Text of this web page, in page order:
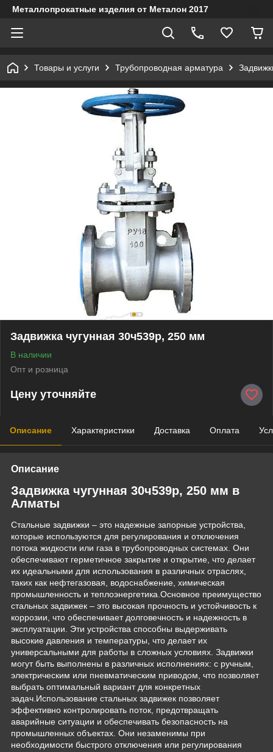
Металлопрокатные изделия от Металон 2017
Товары и услуги Трубопроводная арматура
Задвижка чугунная 30ч539р, 250 мм
В наличии
Опт и розница
Цену уточняйте
Описание Характеристики Доставка Оплата
Описание
Задвижка чугунная 30ч539р, 250 мм в
Алматы
Стальные задвижки – это надежные запорные устройства,
которые используются для регулирования и отключения
потока жидкости или газа в трубопроводных системах. Они
обеспечивают герметичное закрытие и открытие, что делает
их идеальными для использования в различных отраслях,
таких как нефтегазовая, водоснабжение, химическая
промышленность и теплоэнергетика.Основное преимущество
стальных задвижек – это высокая прочность и устойчивость к
коррозии, что обеспечивает долговечность и надежность в
эксплуатации. Эти устройства способны выдерживать
высокие давления и температуры, что делает их
универсальными для работы в сложных условиях. Задвижки
могут быть выполнены в различных исполнениях: с ручным,
электрическим или пневматическим приводом, что позволяет
выбрать оптимальный вариант для конкретных
задач.Использование стальных задвижек позволяет
эффективно контролировать поток, предотвращать
аварийные ситуации и обеспечивать безопасность на
промышленных объектах. Они незаменимы при
необходимости быстрого отключения или регулирования